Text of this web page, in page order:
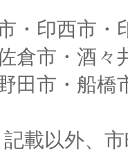
・印西市・
倉市・酒々
田市・船橋
載以外、